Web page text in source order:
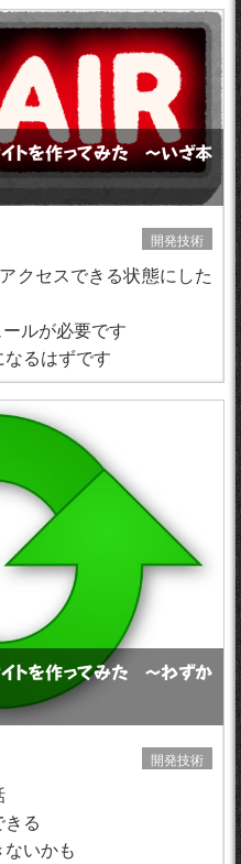
トを作ってみた 〜いざ本
開発技術
クセスできる状態にした
ルが必要です
るはずです
トを作ってみた 〜わずか
開発技術
る
いかも